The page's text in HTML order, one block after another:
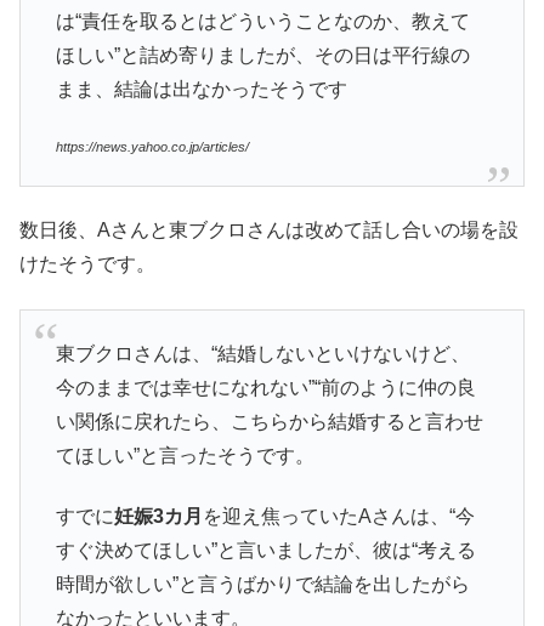
は“責任を取るとはどういうことなのか、教えて
ほしい”と詰め寄りましたが、その日は平行線の
まま、結論は出なかったそうです
https://news.yahoo.co.jp/articles/
数日後、Aさんと東ブクロさんは改めて話し合いの場を設
けたそうです。
東ブクロさんは、“結婚しないといけないけど、
今のままでは幸せになれない”“前のように仲の良
い関係に戻れたら、こちらから結婚すると言わせ
てほしい”と言ったそうです。
すでに妊娠3カ月 を迎え焦っていたAさんは、“今
すぐ決めてほしい”と言いましたが、彼は“考える
時間が欲しい”と言うばかりで結論を出したがら
なかったといいます。